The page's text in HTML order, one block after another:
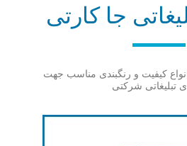
جا کارتی
انواع کیفیت و رنگبندی مناسب جهت
تبلیغاتی شرکتی